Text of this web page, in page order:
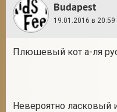
Budapest
19.01.2016 в 20:59
Плюшевый кот а-ля
Невероятно ласковый